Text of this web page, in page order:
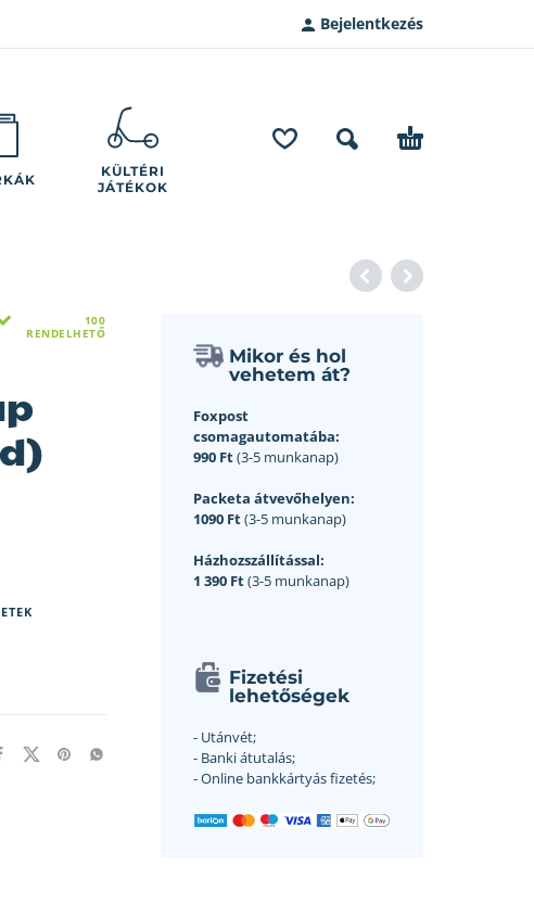
Bejelentkezés
KÜLTÉRI
JÁTÉKOK
100
RENDELHETŐ
Mikor és hol
vehetem át?
Foxpost
csomagautomatába:
990 Ft(3-5 munkanap)
Packeta átvevőhelyen:
1090 Ft(3-5 munkanap)
Házhozszállítással:
1 390 Ft(3-5 munkanap)
Fizetési
lehetőségek
- Utánvét;
- Banki átutalás;
- Online bankkártyás fizetés;